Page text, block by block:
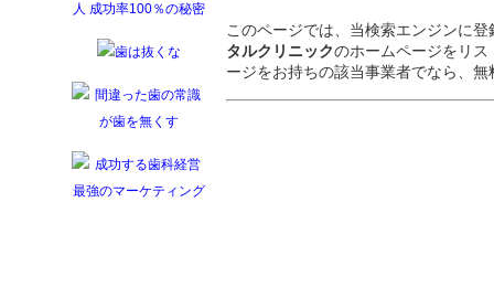
このページでは、当検索エンジンに登
タルクリニックのホームページをリ
ージをお持ちの該当事業者でなら、